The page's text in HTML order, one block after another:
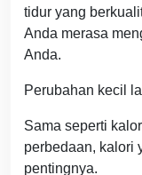
tidur yang
Anda merasa
Anda.
Perubahan kecil
Sama seperti
perbedaan, kalori
pentingnya.